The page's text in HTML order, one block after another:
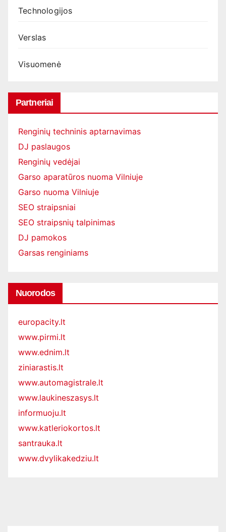
Technologijos
Verslas
Visuomenė
Partneriai
Renginių techninis aptarnavimas
DJ paslaugos
Renginių vedėjai
Garso aparatūros nuoma Vilniuje
Garso nuoma Vilniuje
SEO straipsniai
SEO straipsnių talpinimas
DJ pamokos
Garsas renginiams
Nuorodos
europacity.lt
www.pirmi.lt
www.ednim.lt
ziniarastis.lt
www.automagistrale.lt
www.laukineszasys.lt
informuoju.lt
www.katleriokortos.lt
santrauka.lt
www.dvylikakedziu.lt